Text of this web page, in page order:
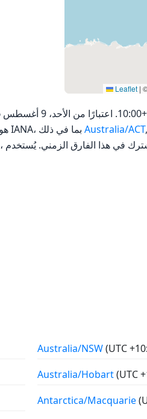
Leaflet |
Australia/ACT,
، وجميعها تشترك في هذا الفارق الزمني. يُستخدم
Australia/NSW(UTC
Australia/Hobart(UTC
Antarctica/Macquarie